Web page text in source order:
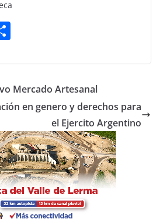
p
ar
Mercado Artesanal
en genero y derechos para
el Ejercito Argentino